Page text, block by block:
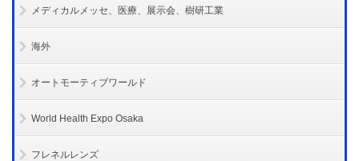
メディカルメッセ、医療、展示会、樹研工業
海外
オートモーティブワールド
World Health Expo Osaka
フレネルレンズ